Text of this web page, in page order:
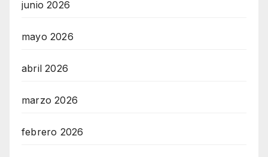
junio 2026
mayo 2026
abril 2026
marzo 2026
febrero 2026